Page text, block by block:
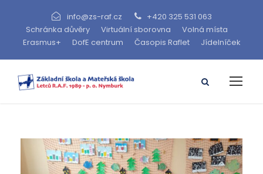
info@zs-raf.cz
+420 325 531 063
Schránka důvěry
Virtuální sborovna
Volná místa
Erasmus+
DofE centrum Časopis Raflet Jídelníček